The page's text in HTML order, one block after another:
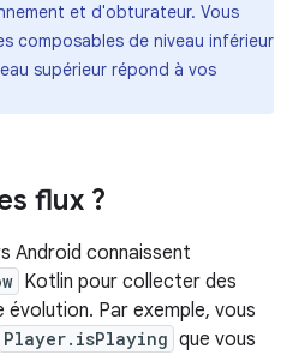
et d'obturateur. Vous
composables de niveau inférieur
supérieur répond à vos
flux ?
Android connaissent
Kotlin pour collecter des
Par exemple, vous
Player.isPlaying que vous